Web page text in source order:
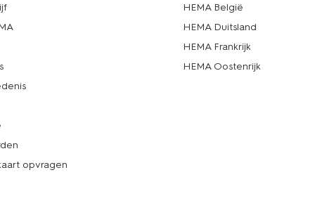
opvragen
HEMA België
HEMA Duitsland
HEMA Frankrijk
HEMA Oostenrijk